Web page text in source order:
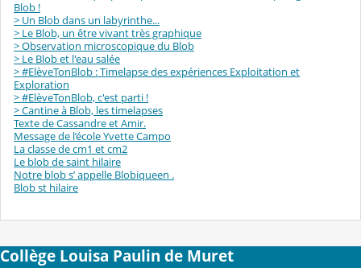
Blob !
> Un Blob dans un labyrinthe...
> Le Blob, un être vivant très graphique
> Observation microscopique du Blob
> Le Blob et l'eau salée
> #ElèveTonBlob : Timelapse des expériences Exploitation et
Exploration
> #ElèveTonBlob, c'est parti !
> Cantine à Blob, les timelapses
Texte de Cassandre et Amir.
Message de l’école Yvette Campo
La classe de cm1 et cm2
Le blob de saint hilaire
Notre blob s’ appelle Blobiqueen .
Blob st hilaire
Collège Louisa Paulin de Muret